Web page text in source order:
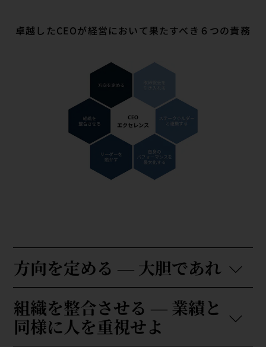
卓越したCEOが経営において果たすべき６つの責務
方向を定める ― 大胆であれ
組織を整合させる ― 業績と
同様に人を重視せよ